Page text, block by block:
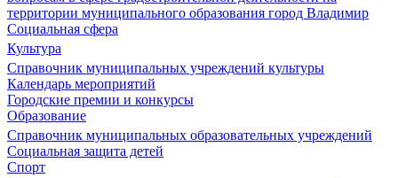
территории муниципального образования город Владимир
Социальная сфера
Культура
Справочник муниципальных учреждений культуры
Календарь мероприятий
Городские премии и конкурсы
Образование
Справочник муниципальных образовательных учреждений
Социальная защита детей
Спорт